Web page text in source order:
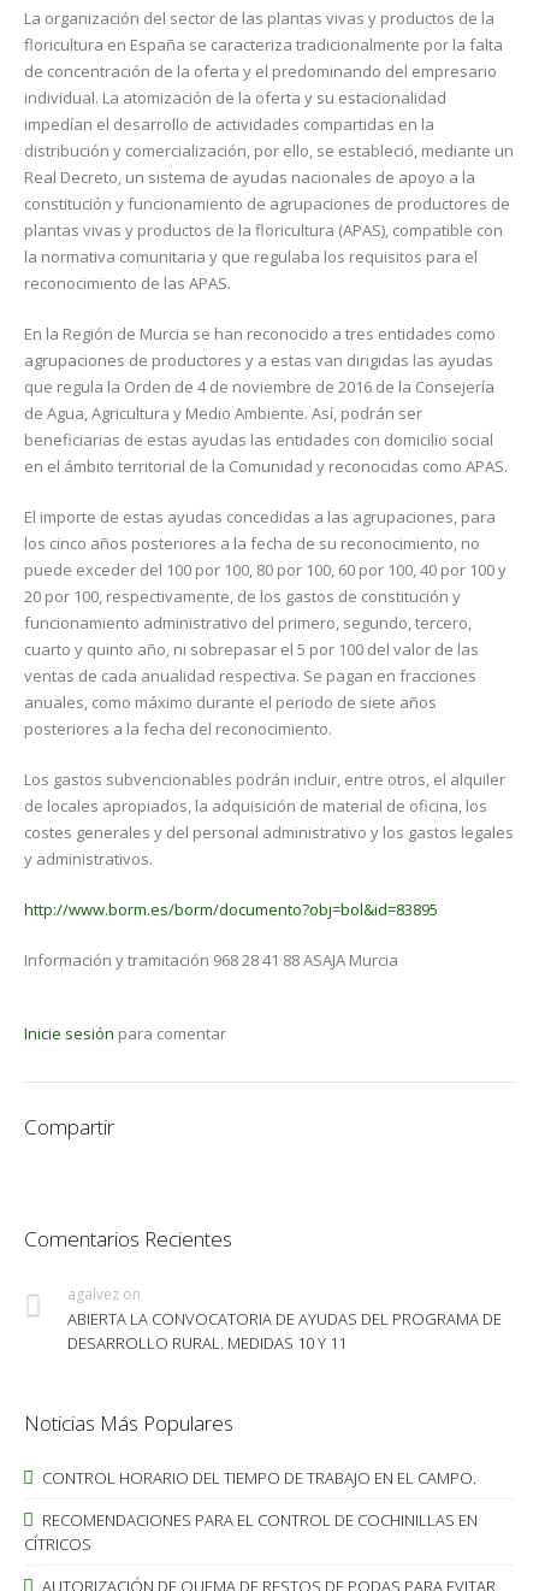
La organización del sector de las plantas vivas y productos de la
floricultura en España se caracteriza tradicionalmente por la falta
de concentración de la oferta y el predominando del empresario
individual. La atomización de la oferta y su estacionalidad
impedían el desarrollo de actividades compartidas en la
distribución y comercialización, por ello, se estableció, mediante un
Real Decreto, un sistema de ayudas nacionales de apoyo a la
constitución y funcionamiento de agrupaciones de productores de
plantas vivas y productos de la floricultura (APAS), compatible con
la normativa comunitaria y que regulaba los requisitos para el
reconocimiento de las APAS.
En la Región de Murcia se han reconocido a tres entidades como
agrupaciones de productores y a estas van dirigidas las ayudas
que regula la Orden de 4 de noviembre de 2016 de la Consejería
de Agua, Agricultura y Medio Ambiente. Así, podrán ser
beneficiarias de estas ayudas las entidades con domicilio social
en el ámbito territorial de la Comunidad y reconocidas como APAS.
El importe de estas ayudas concedidas a las agrupaciones, para
los cinco años posteriores a la fecha de su reconocimiento, no
puede exceder del 100 por 100, 80 por 100, 60 por 100, 40 por 100 y
20 por 100, respectivamente, de los gastos de constitución y
funcionamiento administrativo del primero, segundo, tercero,
cuarto y quinto año, ni sobrepasar el 5 por 100 del valor de las
ventas de cada anualidad respectiva. Se pagan en fracciones
anuales, como máximo durante el periodo de siete años
posteriores a la fecha del reconocimiento.
Los gastos subvencionables podrán incluir, entre otros, el alquiler
de locales apropiados, la adquisición de material de oficina, los
costes generales y del personal administrativo y los gastos legales
y administrativos.
http://www.borm.es/borm/documento?obj=bol&id=83895
Información y tramitación 968 28 41 88 ASAJA Murcia
Inicie sesión para comentar
Compartir
Comentarios Recientes
agalvez on
ABIERTA LA CONVOCATORIA DE AYUDAS DEL PROGRAMA DE
DESARROLLO RURAL. MEDIDAS 10 Y 11
Noticias Más Populares
CONTROL HORARIO DEL TIEMPO DE TRABAJO EN EL CAMPO.
RECOMENDACIONES PARA EL CONTROL DE COCHINILLAS EN
CÍTRICOS
AUTORIZACIÓN DE QUEMA DE RESTOS DE PODAS PARA EVITAR